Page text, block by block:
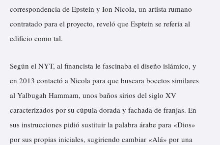
correspondencia de Epstein y Ion Nicola, un artista rumano
contratado para el proyecto, reveló que Esptein se refería al
edificio como tal.
Según el NYT, al financista le fascinaba el diseño islámico, y
en 2013 contactó a Nicola para que buscara bocetos similares
al Yalbugah Hammam, unos baños sirios del siglo XV
caracterizados por su cúpula dorada y fachada de franjas. En
sus instrucciones pidió sustituir la palabra árabe para «Dios»
por sus propias iniciales, sugiriendo cambiar «Alá» por una